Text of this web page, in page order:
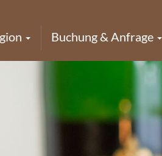
Buchung & Anfrage